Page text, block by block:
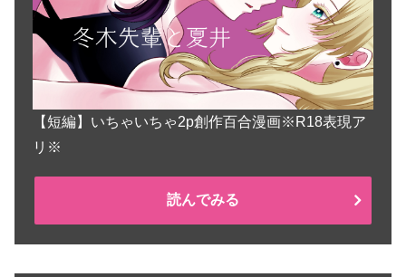
【短編】いちゃいちゃ2p創作百合漫画※R18表現ア
リ※
読んでみる